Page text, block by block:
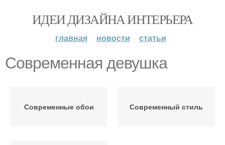
ИДЕИ ДИЗАЙНА ИНТЕРЬЕРА
главная новости статьи
Современная девушка
Современные обои Современный стиль